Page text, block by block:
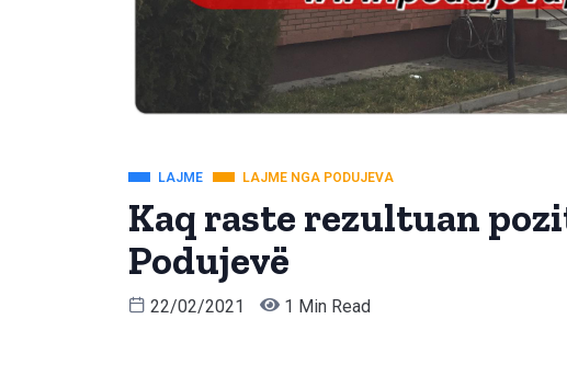
LAJME LAJME NGA PODUJEVA
Kaq raste rezultuan
Podujevë
22/02/2021 1 Min Read